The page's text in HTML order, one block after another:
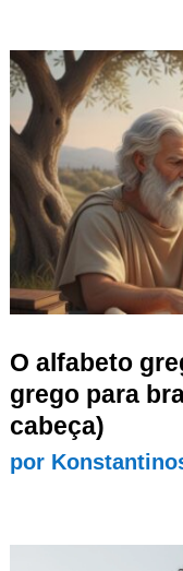
O alfabeto
grego para
cabeça)
por